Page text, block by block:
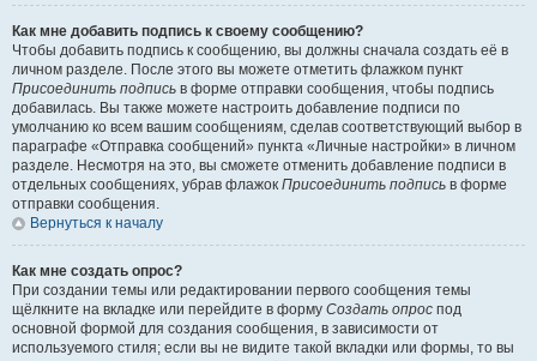
Как мне добавить подпись к своему сообщению?
Чтобы добавить подпись к сообщению, вы должны сначала создать её в
личном разделе. После этого вы можете отметить флажком пункт
Присоединить подпись в форме отправки сообщения, чтобы подпись
добавилась. Вы также можете настроить добавление подписи по
умолчанию ко всем вашим сообщениям, сделав соответствующий выбор в
параграфе «Отправка сообщений» пункта «Личные настройки» в личном
разделе. Несмотря на это, вы сможете отменить добавление подписи в
отдельных сообщениях, убрав флажок Присоединить подпись в форме
отправки сообщения.
Вернуться к началу
Как мне создать опрос?
При создании темы или редактировании первого сообщения темы
щёлкните на вкладке или перейдите в форму Создать опрос под
основной формой для создания сообщения, в зависимости от
используемого стиля; если вы не видите такой вкладки или формы, то вы